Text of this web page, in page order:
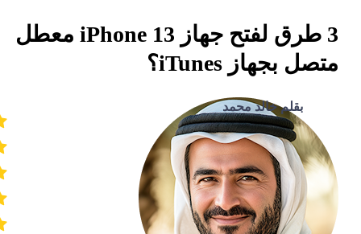
3 طرق لفتح جهاز iPhone 13 معطل
متصل بجهاز iTunes؟
بقلم خالد محمد